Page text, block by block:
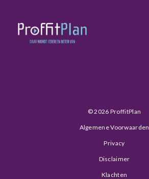
Hello world!
© 2026 ProffitPlan
Algemene Voorwaarden
Privacy
Disclaimer
Klachten